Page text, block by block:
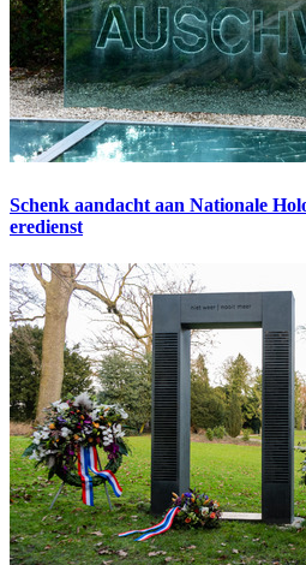
Schenk aandacht aan Nationale
eredienst